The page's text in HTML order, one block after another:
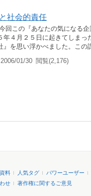
社会的責任
回この『あなたの気になる
年４月２５日に起きてしま
』を思い浮かべました。こ
01/30 閲覧(2,176)
料 人気タグ
パワーユーザー
せ 著作権に関するご意見